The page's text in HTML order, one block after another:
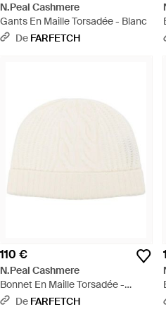
N.Peal Cashmere
Gants En Maille Torsadée - Blanc
De FARFETCH
110 €
N.Peal Cashmere
Bonnet En Maille Torsadée -
Neutre
De FARFETCH